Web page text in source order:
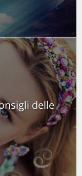
delle